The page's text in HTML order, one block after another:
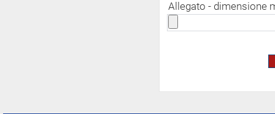
Allegato - dimensione